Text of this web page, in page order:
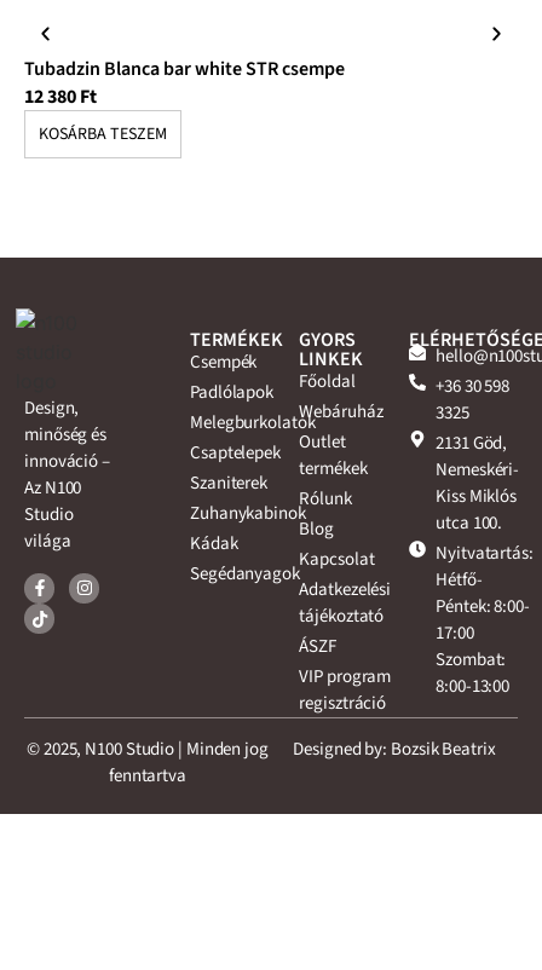
Tubadzin Blanca bar white STR csempe
12 380Ft
KOSÁRBA TESZEM
Design,
minőség és
innováció –
Az N100
Studio
világa
TERMÉKEK
Csempék
Padlólapok
Melegburkolatok
Csaptelepek
Szaniterek
Zuhanykabinok
Kádak
Segédanyagok
GYORS
LINKEK
Főoldal
Webáruház
Outlet
termékek
Rólunk
Blog
Kapcsolat
Adatkezelési
tájékoztató
ÁSZF
VIP program
regisztráció
+36 30 598
3325
2131 Göd,
Nemeskéri-
Kiss Miklós
utca 100.
Nyitvatartás:
Hétfő-
Péntek: 8:00-
17:00
Szombat:
8:00-13:00
© 2025, N100 Studio | Minden jog
fenntartva
Designed by: Bozsik Beatrix